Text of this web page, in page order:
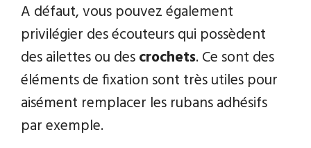
A défaut, vous pouvez également
privilégier des écouteurs qui possèdent
des ailettes ou descrochets. Ce sont des
éléments de fixation sont très utiles pour
aisément remplacer les rubans adhésifs
par exemple.